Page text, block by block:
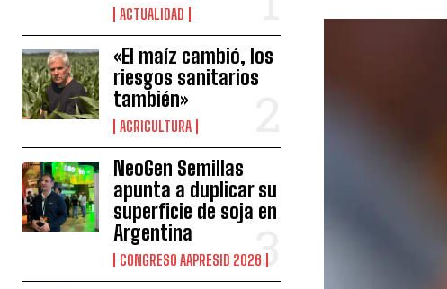
ACTUALIDAD
«El maíz cambió, los
riesgos sanitarios
también»
AGRICULTURA
NeoGen Semillas
apunta a duplicar su
superficie de soja en
Argentina
CONGRESO AAPRESID 2026